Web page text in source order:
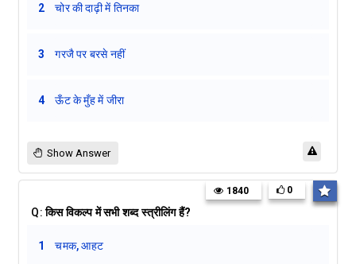
2 चोर की दाढ़ी में तिनका
3 गरजै पर बरसे नहीं
4 ऊँट के मुँह में जीरा
Show Answer
Q:किस विकल्प में सभी शब्द स्त्रीलिंग हैं?
1840 0
1 चमक, आहट